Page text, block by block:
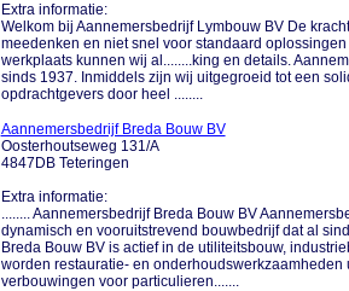
Extra informatie:
Welkom bij Aannemersbedrijf Lymbouw BV De
meedenken en niet snel voor standaard
werkplaats kunnen wij al........king en details.
sinds 1937. Inmiddels zijn wij uitgegroeid tot een
opdrachtgevers door heel ........
Aannemersbedrijf Breda Bouw BV
Oosterhoutseweg 131/A
4847DB Teteringen
Extra informatie:
........ Aannemersbedrijf Breda Bouw BV
dynamisch en vooruitstrevend bouwbedrijf dat al
Breda Bouw BV is actief in de utiliteitsbouw,
worden restauratie- en onderhoudswerkzaamheden
verbouwingen voor particulieren.......